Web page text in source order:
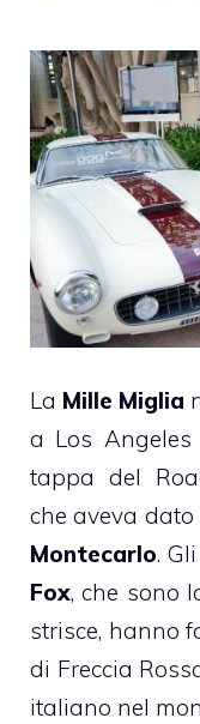
La Mille Miglia
a Los Angeles
tappa del
che aveva
Montecarlo.
Fox, che sono
strisce, hanno
di Freccia
italiano nel